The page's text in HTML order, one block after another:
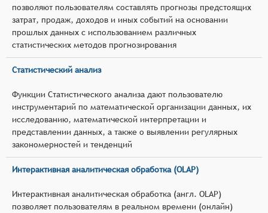
позволяют пользователям составлять прогнозы предстоящих
затрат, продаж, доходов и иных событий на основании
прошлых данных с использованием различных
статистических методов прогнозирования
Статистический анализ
Функции Статистического анализа дают пользователю
инструментарий по математической организации данных, их
исследованию, математической интерпретации и
представлении данных, а также о выявлении регулярных
закономерностей и тенденций
Интерактивная аналитическая обработка (OLAP)
Интерактивная аналитическая обработка (англ. OLAP)
позволяет пользователям в реальном времени (онлайн)